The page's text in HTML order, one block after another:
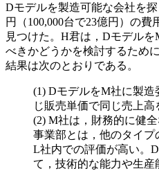
Dモデルを製造可能な会社を
円（100,000台で23億円）の
見つけた。H君は，Dモデル
べきかどうかを検討するため
結果は次のとおりである。
DモデルをM社に製造
じ販売単価で同じ売上高
M社は，財務的に健
事業部とは，他のタイプ
L社内での評価が高い。
て，技術的な能力や生